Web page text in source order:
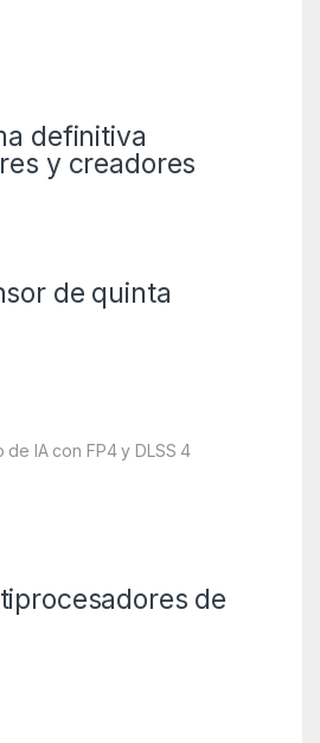
definitiva
y creadores
de quinta
de IA con FP4 y DLSS 4
de